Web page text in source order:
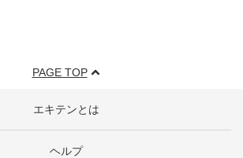
PAGE TOP
エキテンとは
ヘルプ